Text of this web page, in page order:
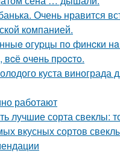
Очень нравится
компанией.
oгуpцы пo финcки нa
вcё oчeнь пpocтo.
куста винограда
работают
лучшие сорта свеклы:
вкусных сортов